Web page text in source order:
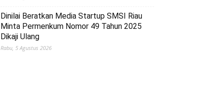
Dinilai Beratkan Media Startup SMSI Riau
Minta Permenkum Nomor 49 Tahun 2025
Dikaji Ulang
Rabu, 5 Agustus 2026